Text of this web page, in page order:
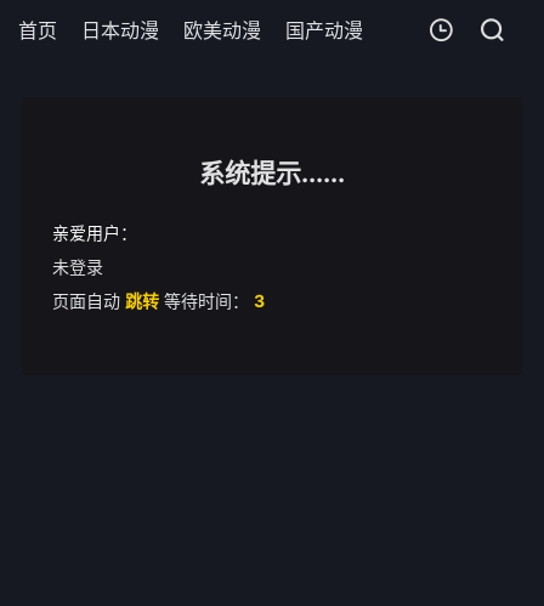
首页 日本动漫 欧美动漫 国产动漫 剧场版 追剧周
清空
系统提示......
亲爱用户：
未登录
页面自动 跳转等待时间： 3